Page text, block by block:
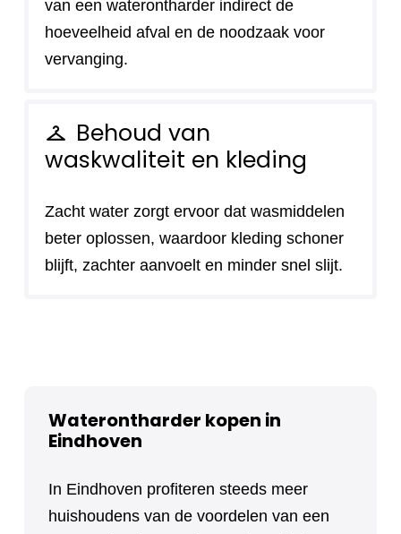
van een waterontharder indirect de
hoeveelheid afval en de noodzaak voor
vervanging.
checkroom Behoud van
waskwaliteit en kleding
Zacht water zorgt ervoor dat wasmiddelen
beter oplossen, waardoor kleding schoner
blijft, zachter aanvoelt en minder snel slijt.
Waterontharder kopen in
Eindhoven
In Eindhoven profiteren steeds meer
huishoudens van de voordelen van een